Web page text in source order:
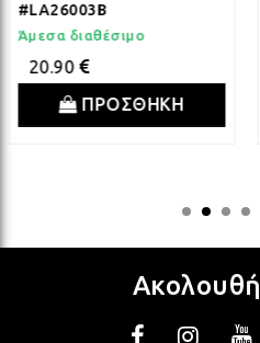
#LA26003B
Άμεσα διαθέσιμο
20.90
ΠΡΟΣΘΗΚΗ